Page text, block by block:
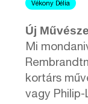
Vékony Délia
Új
Mi
kortárs
vagy